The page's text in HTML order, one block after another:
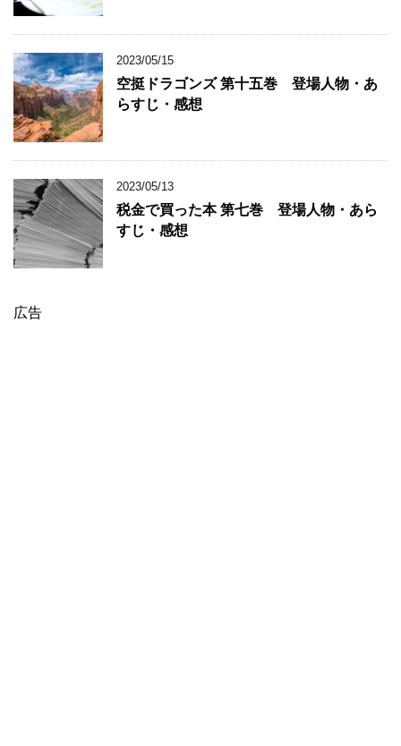
2023/05/15
空挺ドラゴンズ 第十五巻 登場人物・あ
らすじ・感想
2023/05/13
税金で買った本 第七巻 登場人物・あら
すじ・感想
広告